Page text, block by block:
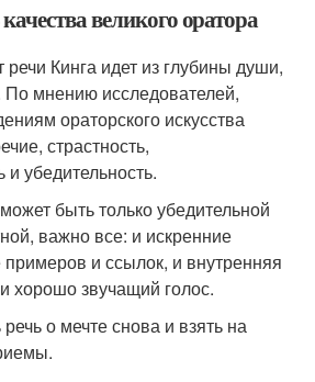
великого оратора
Кинга идет из глубины души,
По мнению исследователей,
ораторского искусства
страстность,
и убедительность.
быть только убедительной
важно все: и искренние
примеров и ссылок, и внутренняя
хорошо звучащий голос.
о мечте снова и взять на